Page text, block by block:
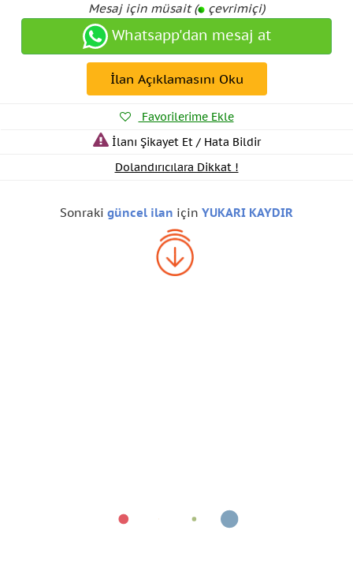
Mesaj için müsait ( çevrimiçi)
Whatsapp'dan mesaj at
İlan Açıklamasını Oku
Favorilerime Ekle
İlanı Şikayet Et / Hata Bildir
Dolandırıcılara Dikkat !
Sonraki güncel ilan için YUKARI KAYDIR